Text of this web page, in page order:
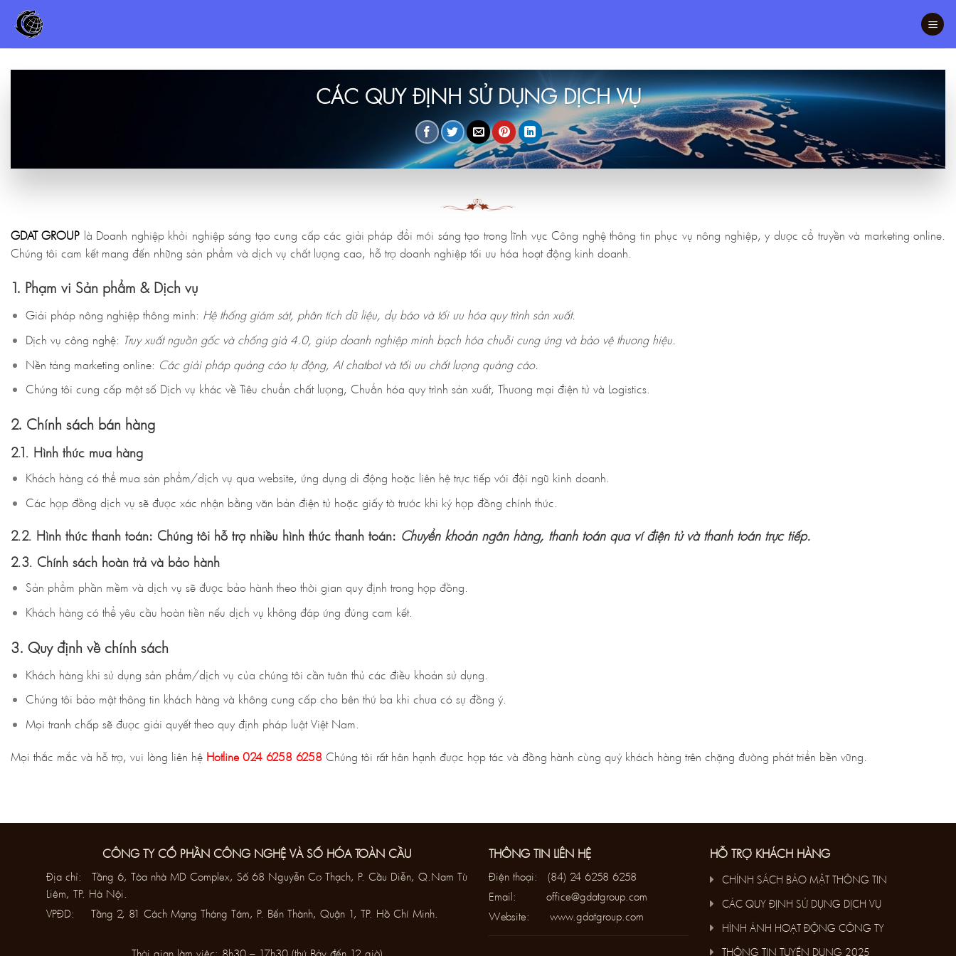
Chuyển
đến
CÁC QUY ĐỊNH SỬ DỤNG DỊCH VỤ
GDAT GROUP là Doanh nghiệp khởi nghiệp sáng tạo cung cấp các giải pháp đổi mới sáng tạo trong lĩnh vực Công nghệ thông tin phục vụ nông nghiệp, y dược cổ truyền và marketing online.
Chúng tôi cam kết mang đến những sản phẩm và dịch vụ chất lượng cao, hỗ trợ doanh nghiệp tối ưu hóa hoạt động kinh doanh.
1. Phạm vi Sản phẩm & Dịch vụ
Giải pháp nông nghiệp thông minh: Hệ thống giám sát, phân tích dữ liệu, dự báo và tối ưu hóa quy trình sản xuất.
Dịch vụ công nghệ: Truy xuất nguồn gốc và chống giả 4.0, giúp doanh nghiệp minh bạch hóa chuỗi cung ứng và bảo vệ thương hiệu.
Nền tảng marketing online: Các giải pháp quảng cáo tự động, AI chatbot và tối ưu chất lượng quảng cáo.
Chúng tôi cung cấp một số Dịch vụ khác về Tiêu chuẩn chất lượng, Chuẩn hóa quy trình sản xuất, Thương mại điện tử và Logistics.
2. Chính sách bán hàng
2.1. Hình thức mua hàng
Khách hàng có thể mua sản phẩm/dịch vụ qua website, ứng dụng di động hoặc liên hệ trực tiếp với đội ngũ kinh doanh.
Các hợp đồng dịch vụ sẽ được xác nhận bằng văn bản điện tử hoặc giấy tờ trước khi ký hợp đồng chính thức.
2.2. Hình thức thanh toán: Chúng tôi hỗ trợ nhiều hình thức thanh toán: Chuyển khoản ngân hàng, thanh toán qua ví điện tử và thanh toán trực tiếp.
2.3. Chính sách hoàn trả và bảo hành
Sản phẩm phần mềm và dịch vụ sẽ được bảo hành theo thời gian quy định trong hợp đồng.
Khách hàng có thể yêu cầu hoàn tiền nếu dịch vụ không đáp ứng đúng cam kết.
3. Quy định về chính sách
Khách hàng khi sử dụng sản phẩm/dịch vụ của chúng tôi cần tuân thủ các điều khoản sử dụng.
Chúng tôi bảo mật thông tin khách hàng và không cung cấp cho bên thứ ba khi chưa có sự đồng ý.
Mọi tranh chấp sẽ được giải quyết theo quy định pháp luật Việt Nam.
Mọi thắc mắc và hỗ trợ, vui lòng liên hệ Hotline 024 6258 6258 Chúng tôi rất hân hạnh được hợp tác và đồng hành cùng quý khách hàng trên chặng đường phát triển bền vững.
CÔNG TY CỔ PHẦN CÔNG NGHỆ VÀ SỐ HÓA TOÀN CẦU
Địa chỉ: Tầng 6, Tòa nhà MD Complex, Số 68 Nguyễn Cơ Thạch, P. Cầu Diễn, Q.Nam Từ
Liêm, TP. Hà Nội.
VPĐD: Tầng 2, 81 Cách Mạng Tháng Tám, P. Bến Thành, Quận 1, TP. Hồ Chí Minh.
Thời gian làm việc: 8h30 – 17h30 (thứ Bảy đến 12 giờ)
THÔNG TIN LIÊN HỆ
Điện thoại: (84) 24 6258 6258
Email: office@gdatgroup.com
Website: www.gdatgroup.com
HỖ TRỢ KHÁCH HÀNG
CHÍNH SÁCH BẢO MẬT THÔNG TIN
CÁC QUY ĐỊNH SỬ DỤNG DỊCH VỤ
HÌNH ẢNH HOẠT ĐỘNG CÔNG TY
THÔNG TIN TUYỂN DỤNG 2025